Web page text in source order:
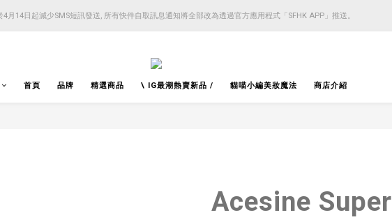
4月14日起減少SMS短訊發送, 所有快件自取訊息通知將全部改為透過官方應用程式「SFHK APP」推送。
4月14日起減少SMS短訊發送, 所有快件自取訊息通知將全部改為透過官方應用程式「SFHK APP」推送。
首頁 品牌 精選商品 \ IG最潮熱賣新品 / 貓喵小編美妝魔法 商店介紹
Acesine Super